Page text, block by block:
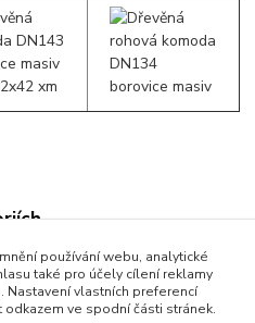
používání webu, analytické
také pro účely cílení reklamy
Nastavení vlastních preferencí
ve spodní části stránek.